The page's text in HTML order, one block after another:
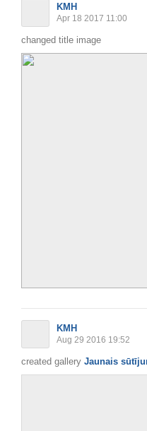
KMH
Apr 18 2017 11:00
changed title image
KMH
Aug 29 2016 19:52
created gallery Jaunais